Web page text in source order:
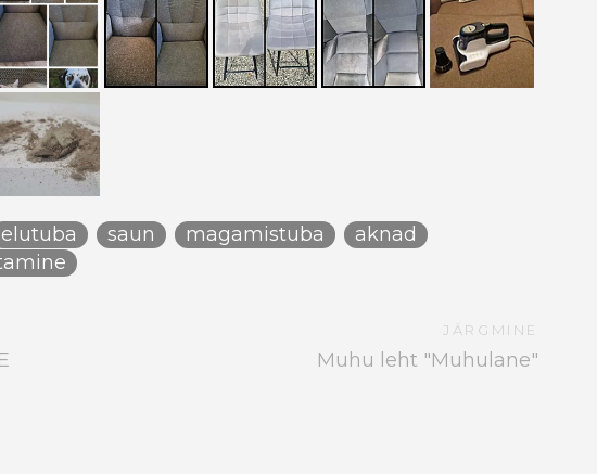
elutuba saun magamistuba
aknad
JÄRGMINE
Muhu leht "Muhulane"